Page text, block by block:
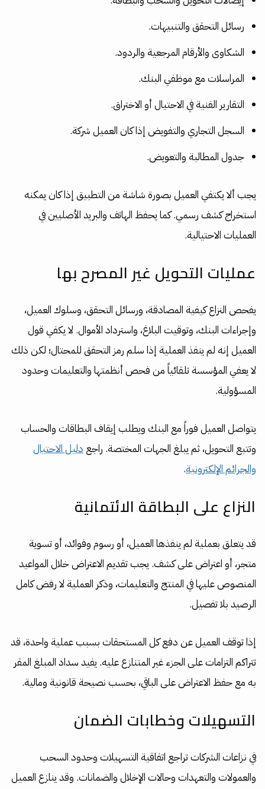
رسائل التحقق والتنبيهات.
الشكاوى والأرقام المرجعية والردود.
المراسلات مع موظفي البنك.
التقارير الفنية في الاحتيال أو الاختراق.
السجل التجاري والتفويض إذا كان العميل شركة.
جدول المطالبة والتعويض.
يجب ألا يكتفي العميل بصورة شاشة من التطبيق إذا كان يمكنه
استخراج كشف رسمي. كما يحفظ الهاتف والبريد الأصليين في
العمليات الاحتيالية.
عمليات التحويل غير المصرح بها
يفحص النزاع كيفية المصادقة، ورسائل التحقق، وسلوك العميل،
وإجراءات البنك، وتوقيت البلاغ، واسترداد الأموال. لا يكفي قول
العميل إنه لم ينفذ العملية إذا سلم رمز التحقق للمحتال؛ لكن ذلك
لا يعفي المؤسسة تلقائياً من فحص أنظمتها والتعليمات وحدود
المسؤولية.
يتواصل العميل فوراً مع البنك ويطلب إيقاف البطاقات والحساب
وتتبع التحويل، ثم يبلغ الجهات المختصة. راجع دليل الاحتيال
والجرائم الإلكترونية.
النزاع على البطاقة الائتمانية
قد يتعلق بعملية لم ينفذها العميل، أو رسوم وفوائد، أو تسوية
متجر، أو اعتراض على كشف. يجب تقديم الاعتراض خلال المواعيد
المنصوص عليها في المنتج والتعليمات، وذكر العملية لا رفض كامل
الرصيد بلا تفصيل.
إذا توقف العميل عن دفع كل المستحقات بسبب عملية واحدة، قد
تتراكم التزامات على الجزء غير المتنازع عليه. يفيد سداد المبلغ المقر
به مع حفظ الاعتراض على الباقي، بحسب نصيحة قانونية ومالية.
التسهيلات وخطابات الضمان
في نزاعات الشركات تراجع اتفاقية التسهيلات وحدود السحب
والعمولات والتعهدات وحالات الإخلال والضمانات. وقد ينازع العميل